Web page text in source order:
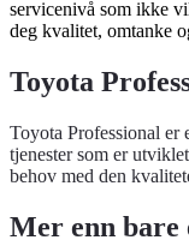
servicenivå som ikke
deg kvalitet, omtanke
Toyota
Toyota Professional er
tjenester som er
behov med den
Mer enn bare